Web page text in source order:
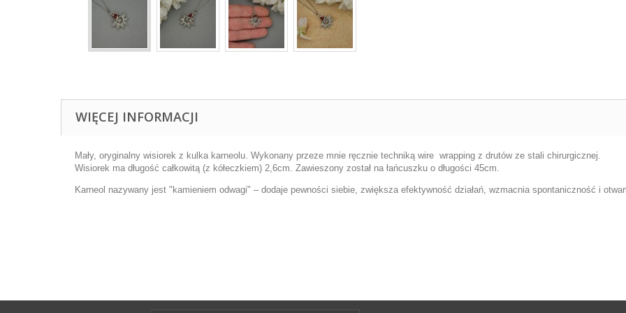
WIĘCEJ INFORMACJI
Mały, oryginalny wisiorek z kulka karneolu. Wykonany przeze mnie ręcznie techniką wire wrapping z drutów ze stali chirurgicznej.
Wisiorek ma długość całkowitą (z kółeczkiem) 2,6cm. Zawieszony został na łańcuszku o długości 45cm.
Karneol nazywany jest "kamieniem odwagi" – dodaje pewności siebie, zwiększa efektywność działań, wzmacnia spontaniczność i